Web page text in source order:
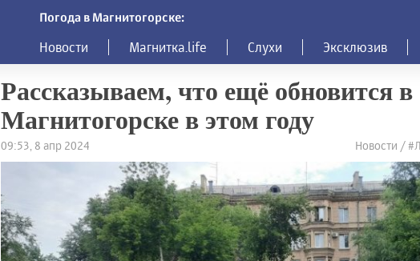
Погода в Магнитогорске:
Новости Магнитка.life Слухи Эксклюзив
Рассказываем, что ещё обновится в
Магнитогорске в этом году
09:53, 8 апр 2024 Новости /